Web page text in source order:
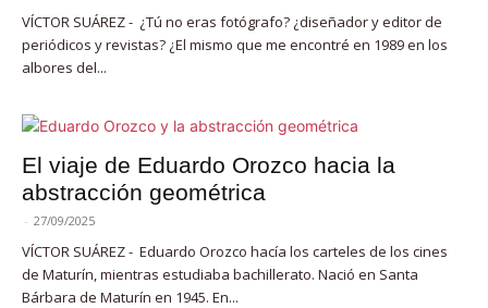
VÍCTOR SUÁREZ - ¿Tú no eras fotógrafo? ¿diseñador y editor de
periódicos y revistas? ¿El mismo que me encontré en 1989 en los
albores del...
El viaje de Eduardo Orozco hacia la
abstracción geométrica
- 27/09/2025
VÍCTOR SUÁREZ - Eduardo Orozco hacía los carteles de los cines
de Maturín, mientras estudiaba bachillerato. Nació en Santa
Bárbara de Maturín en 1945. En...